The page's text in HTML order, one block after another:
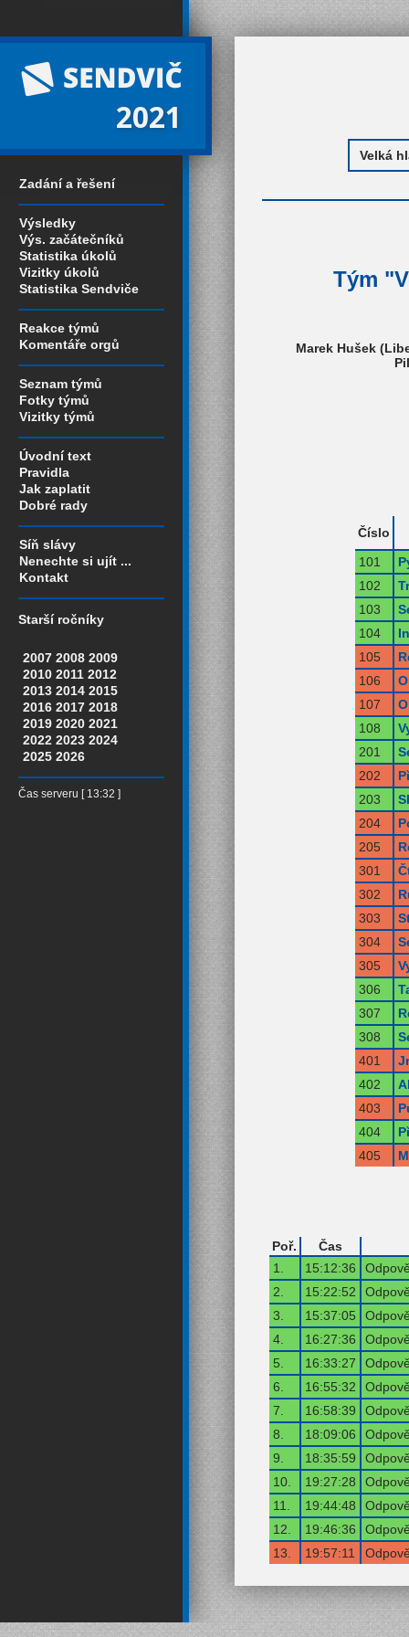
2021
Zadání a řešení
Výsledky
Výs. začátečníků
Statistika úkolů
Vizitky úkolů
Statistika Sendviče
Reakce týmů
Komentáře orgů
Seznam týmů
Fotky týmů
Vizitky týmů
Úvodní text
Pravidla
Jak zaplatit
Dobré rady
Síň slávy
Nenechte si ujít ...
Kontakt
Starší ročníky
2007 2008 2009
2010 2011 2012
2013 2014 2015
2016 2017 2018
2019 2020 2021
2022 2023 2024
2025 2026
Čas serveru [ 13:32 ]
Tým
Marek Hušek
Číslo
101
102
103
104
105
106
107
108
201
202
203
204
205
301
302
303
304
305
306
307
308
401
402
403
404
405
Poř.
Čas
1.
15:12:36
2.
15:22:52
3.
15:37:05
4.
16:27:36
5.
16:33:27
6.
16:55:32
7.
16:58:39
8.
18:09:06
9.
18:35:59
10.
19:27:28
11.
19:44:48
12.
19:46:36
13.
19:57:11